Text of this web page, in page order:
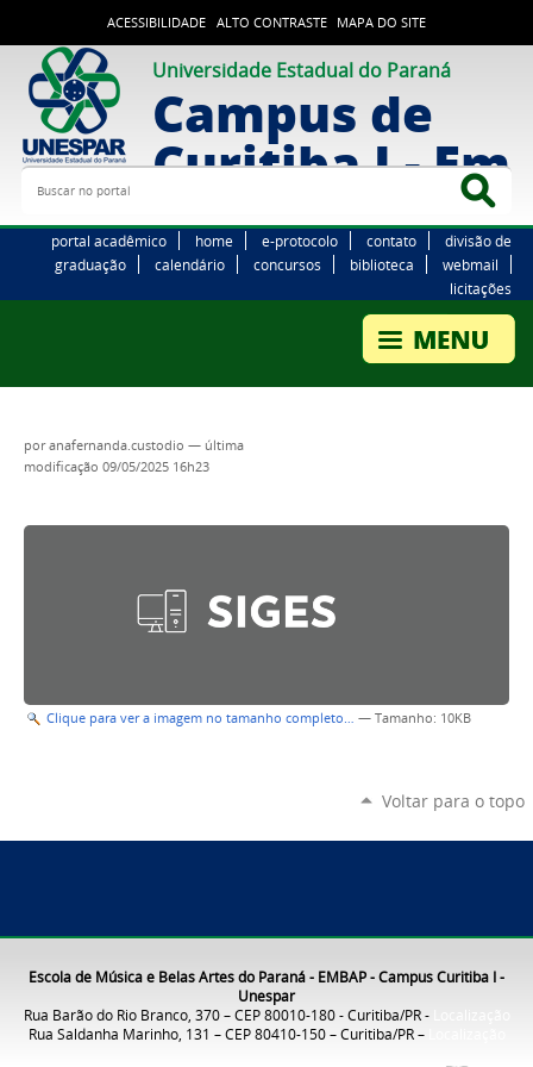
ACESSIBILIDADE ALTO CONTRASTE MAPA DO SITE
Universidade Estadual do Paraná
Campus de
Curitiba I -
Buscar no portal
portal acadêmico home e-protocolo contato
divisão de
graduação
calendário concursos biblioteca
webmail
licitações
poranafernanda.custodio — última
modificação 09/05/2025 16h23
Clique para ver a imagem no tamanho completo… — Tamanho: 10KB
Voltar para o topo
Escola de Música e Belas Artes do Paraná - EMBAP - Campus Curitiba I -
Unespar
Rua Barão do Rio Branco, 370 – CEP 80010-180 - Curitiba/PR -
Rua Saldanha Marinho, 131 – CEP 80410-150 – Curitiba/PR –